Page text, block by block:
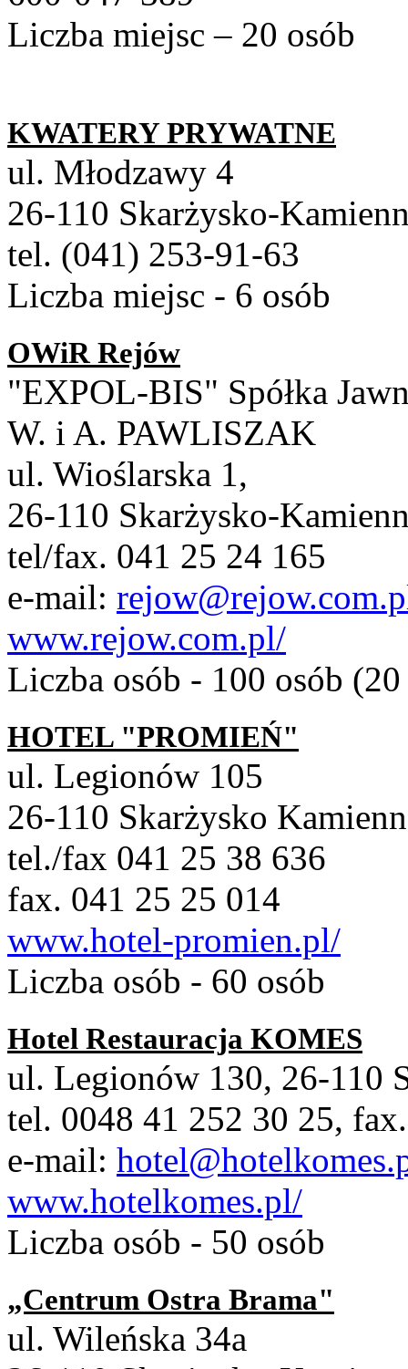
Liczba miejsc – 20 osób
KWATERY PRYWATNE
ul. Młodzawy 4
26-110 Skarżysko-
tel. (041) 253-91-63
Liczba miejsc - 6 osób
OWiR Rejów
"EXPOL-BIS" Spółka
W. i A. PAWLISZAK
ul. Wioślarska 1,
26-110 Skarżysko-
tel/fax. 041 25 24 165
e-mail:
www.rejow.com.pl/
Liczba osób - 100 osób
HOTEL "PROMIEŃ"
ul. Legionów 105
26-110 Skarżysko
tel./fax 041 25 38 636
fax. 041 25 25 014
www.hotel-promien.pl/
Liczba osób - 60 osób
Hotel Restauracja KOMES
ul. Legionów 130, 26-110
tel. 0048 41 252 30 25,
e-mail:
www.hotelkomes.pl/
Liczba osób - 50 osób
„Centrum Ostra Brama"
ul. Wileńska 34a